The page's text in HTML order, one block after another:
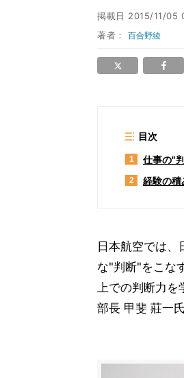
掲載日 2015/11/05
著者：百合野綾
目次
1 仕事の"
2 経験の
日本航空では
な"判断"をこな
上での判断力を
部長 甲斐 莊一